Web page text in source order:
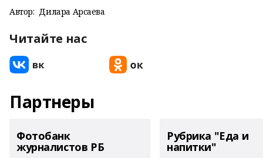
Автор: Дилара Арсаева
Читайте нас
Партнеры
Фотобанк
журналистов РБ
Рубрика "Еда и
напитки"